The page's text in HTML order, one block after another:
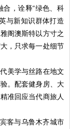
合，诠释“绿色、科
与新知识群体打造
阁澳斯特以方寸之
，只求每一处细节
美学与丝路在地文
。配套健身房、大
准回应当代商旅人
客与乌鲁木齐城市